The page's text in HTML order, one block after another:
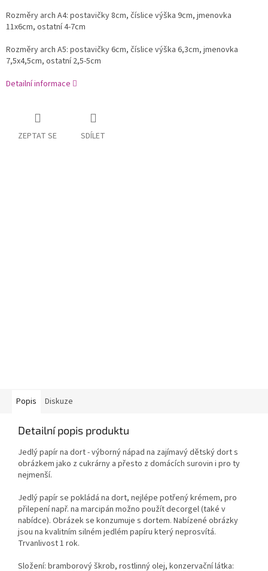
Rozměry arch A4: postavičky 8cm, číslice výška 9cm, jmenovka
11x6cm, ostatní 4-7cm
Rozměry arch A5: postavičky 6cm, číslice výška 6,3cm, jmenovka
7,5x4,5cm, ostatní 2,5-5cm
Detailní informace
ZEPTAT SE SDÍLET
Popis Diskuze
Detailní popis produktu
Jedlý papír na dort - výborný nápad na zajímavý dětský dort s
obrázkem jako z cukrárny a přesto z domácích surovin i pro ty
nejmenší.
Jedlý papír se pokládá na dort, nejlépe potřený krémem, pro
přilepení např. na marcipán možno použít decorgel (také v
nabídce). Obrázek se konzumuje s dortem. Nabízené obrázky
jsou na kvalitním silném jedlém papíru který neprosvítá.
Trvanlivost 1 rok.
Složení: bramborový škrob, rostlinný olej, konzervační látka: